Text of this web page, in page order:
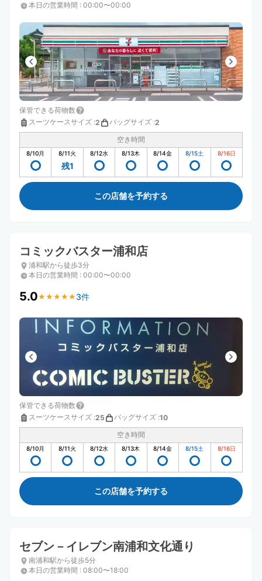
本日の営業時間 : 00:00〜00:00
保管できる荷物数
スーツケースサイズ :2 バッグサイズ :2
空き時間
8/10月 8/11火
残1
8/12水 8/13木 8/14金 8/15土 8/16日
この店舗を予約する
コミックバスター浦和店
浦和駅から徒歩3分
本日の営業時間 : 00:00〜00:00
5.0★ ★ ★ ★ ★
★ ★ ★ ★ ★ 3件
保管できる荷物数
スーツケースサイズ :25 バッグサイズ :10
空き時間
8/10月 8/11火 8/12水 8/13木 8/14金 8/15土 8/16日
この店舗を予約する
セブン－イレブン南浦和文化通り
南浦和駅から徒歩5分
本日の営業時間 : 08:00〜18:00